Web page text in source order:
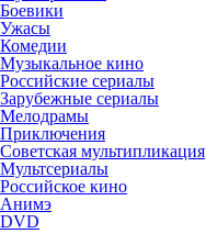
Боевики
Ужасы
Комедии
Музыкальное кино
Российские сериалы
Зарубежные сериалы
Мелодрамы
Приключения
Советская мультипликация
Мультсериалы
Российское кино
Анимэ
DVD